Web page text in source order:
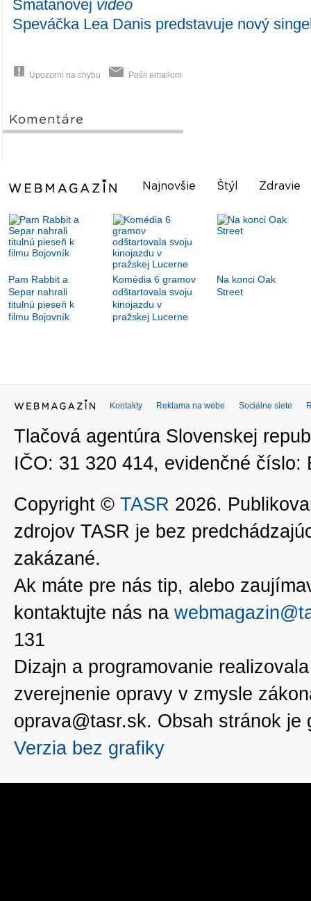
Smatanovej video
Speváčka Lea Danis predstavuje nový
Upozorni na chybu Pošli emailom
Komentáre
Najnovšie Štýl Zdravie
Pam Rabbit a
Separ nahrali
titulnú pieseň k
filmu Bojovník
Komédia 6 gramov
odštartovala svoju
kinojazdu v
pražskej Lucerne
Na konci Oak
Street
Kontakty Reklama na webe Sociálne siete
Tlačová agentúra Slovenskej
IČO: 31 320 414, evidenčné číslo:
Copyright © TASR 2026.
zdrojov TASR je bez
zakázané.
Ak máte pre nás tip, alebo
kontaktujte nás na
131
Dizajn a programovanie
zverejnenie opravy v zmysle
oprava@tasr.sk. Obsah stránok
Verzia bez grafiky